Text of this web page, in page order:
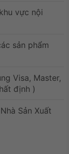
vực nội
sản phẩm
Visa, Master,
định )
Sản Xuất